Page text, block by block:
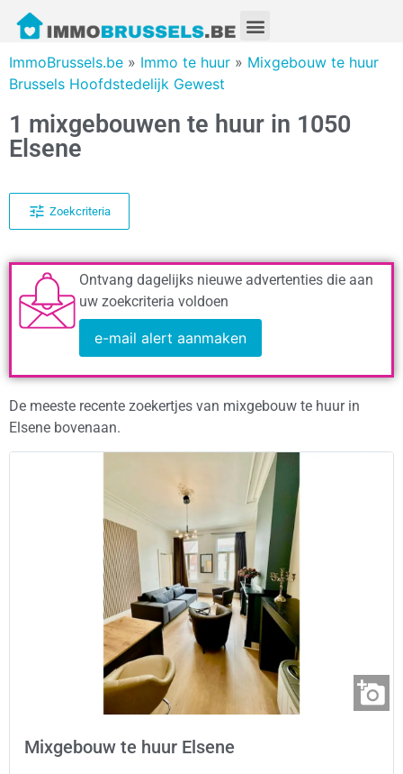
ImmoBrussels.be » Immo te huur » Mixgebouw te huur
Brussels Hoofdstedelijk Gewest
1 mixgebouwen te huur in 1050
Elsene
Zoekcriteria
Ontvang dagelijks nieuwe advertenties die aan
uw zoekcriteria voldoen
e-mail alert aanmaken
De meeste recente zoekertjes van mixgebouw te huur in
Elsene bovenaan.
Mixgebouw te huur Elsene